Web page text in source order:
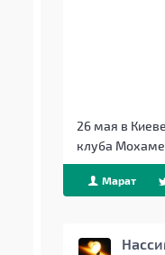
26 мая в
клуба
Марат